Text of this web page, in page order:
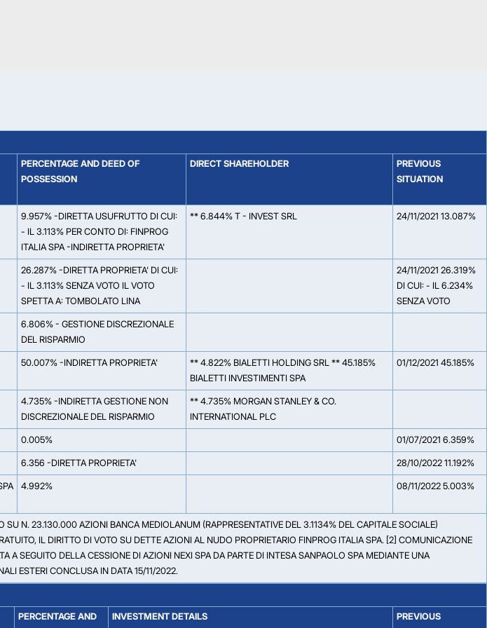
PERCENTAGE AND DEED OF
POSSESSION
DIRECT SHAREHOLDER
PREVIOUS
SITUATION
9.957% -DIRETTA USUFRUTTO DI CUI:
- IL 3.113% PER CONTO DI: FINPROG
ITALIA SPA -INDIRETTA PROPRIETA'
** 6.844% T - INVEST SRL 24/11/2021 13.087%
26.287% -DIRETTA PROPRIETA' DI CUI:
- IL 3.113% SENZA VOTO IL VOTO
SPETTA A: TOMBOLATO LINA
24/11/2021 26.319%
DI CUI: - IL 6.234%
SENZA VOTO
6.806% - GESTIONE DISCREZIONALE
DEL RISPARMIO
50.007% -INDIRETTA PROPRIETA'
** 4.822% BIALETTI HOLDING SRL ** 45.185%
BIALETTI INVESTIMENTI SPA
01/12/2021 45.185%
4.735% -INDIRETTA GESTIONE NON
DISCREZIONALE DEL RISPARMIO
** 4.735% MORGAN STANLEY & CO.
INTERNATIONAL PLC
0.005% 01/07/2021 6.359%
6.356 -DIRETTA PROPRIETA' 28/10/2022 11.192%
4.992% 08/11/2022 5.003%
N. 23.130.000 AZIONI BANCA MEDIOLANUM (RAPPRESENTATIVE DEL 3.1134% DEL CAPITALE SOCIALE)
IL DIRITTO DI VOTO SU DETTE AZIONI AL NUDO PROPRIETARIO FINPROG ITALIA SPA. [2] COMUNICAZIONE
SEGUITO DELLA CESSIONE DI AZIONI NEXI SPA DA PARTE DI INTESA SANPAOLO SPA MEDIANTE UNA
ESTERI CONCLUSA IN DATA 15/11/2022.
PERCENTAGE AND
INVESTMENT DETAILS
PREVIOUS